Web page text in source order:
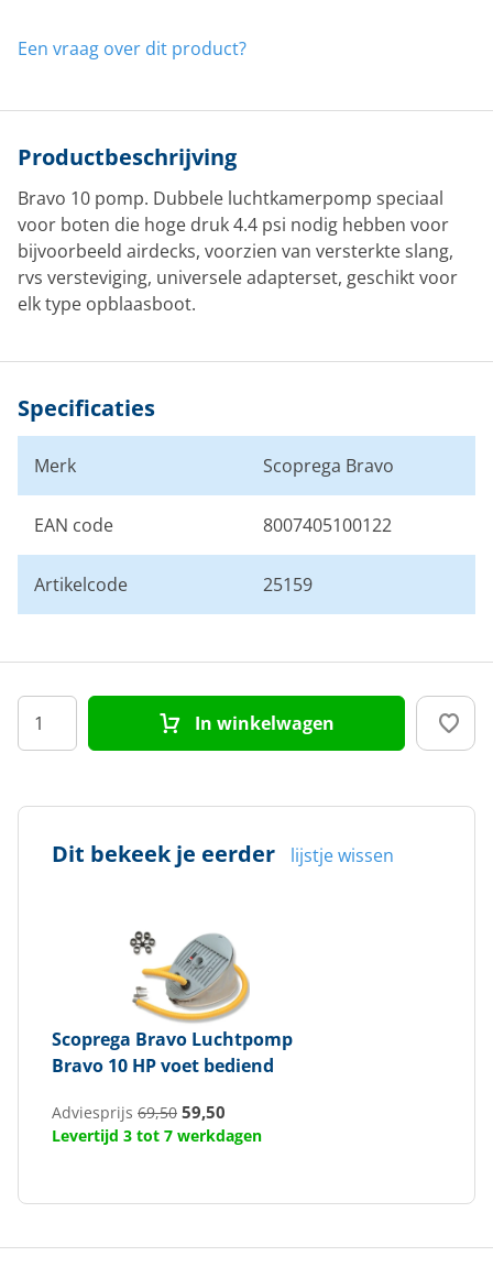
Een vraag over dit product?
Productbeschrijving
Bravo 10 pomp. Dubbele luchtkamerpomp speciaal
voor boten die hoge druk 4.4 psi nodig hebben voor
bijvoorbeeld airdecks, voorzien van versterkte slang,
rvs versteviging, universele adapterset, geschikt voor
elk type opblaasboot.
Specificaties
Merk Scoprega Bravo
EAN code 8007405100122
Artikelcode 25159
In winkelwagen
Dit bekeek je eerder lijstje wissen
Scoprega Bravo Luchtpomp
Bravo 10 HP voet bediend
Adviesprijs 69,50 59,50
Levertijd 3 tot 7 werkdagen